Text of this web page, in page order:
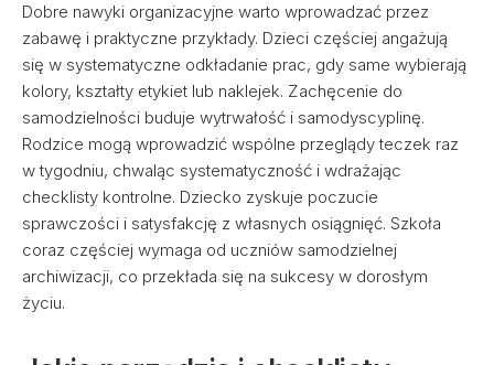
Dobre nawyki organizacyjne warto wprowadzać przez
zabawę i praktyczne przykłady. Dzieci częściej angażują
się w systematyczne odkładanie prac, gdy same wybierają
kolory, kształty etykiet lub naklejek. Zachęcenie do
samodzielności buduje wytrwałość i samodyscyplinę.
Rodzice mogą wprowadzić wspólne przeglądy teczek raz
w tygodniu, chwaląc systematyczność i wdrażając
checklisty kontrolne. Dziecko zyskuje poczucie
sprawczości i satysfakcję z własnych osiągnięć. Szkoła
coraz częściej wymaga od uczniów samodzielnej
archiwizacji, co przekłada się na sukcesy w dorosłym
życiu.